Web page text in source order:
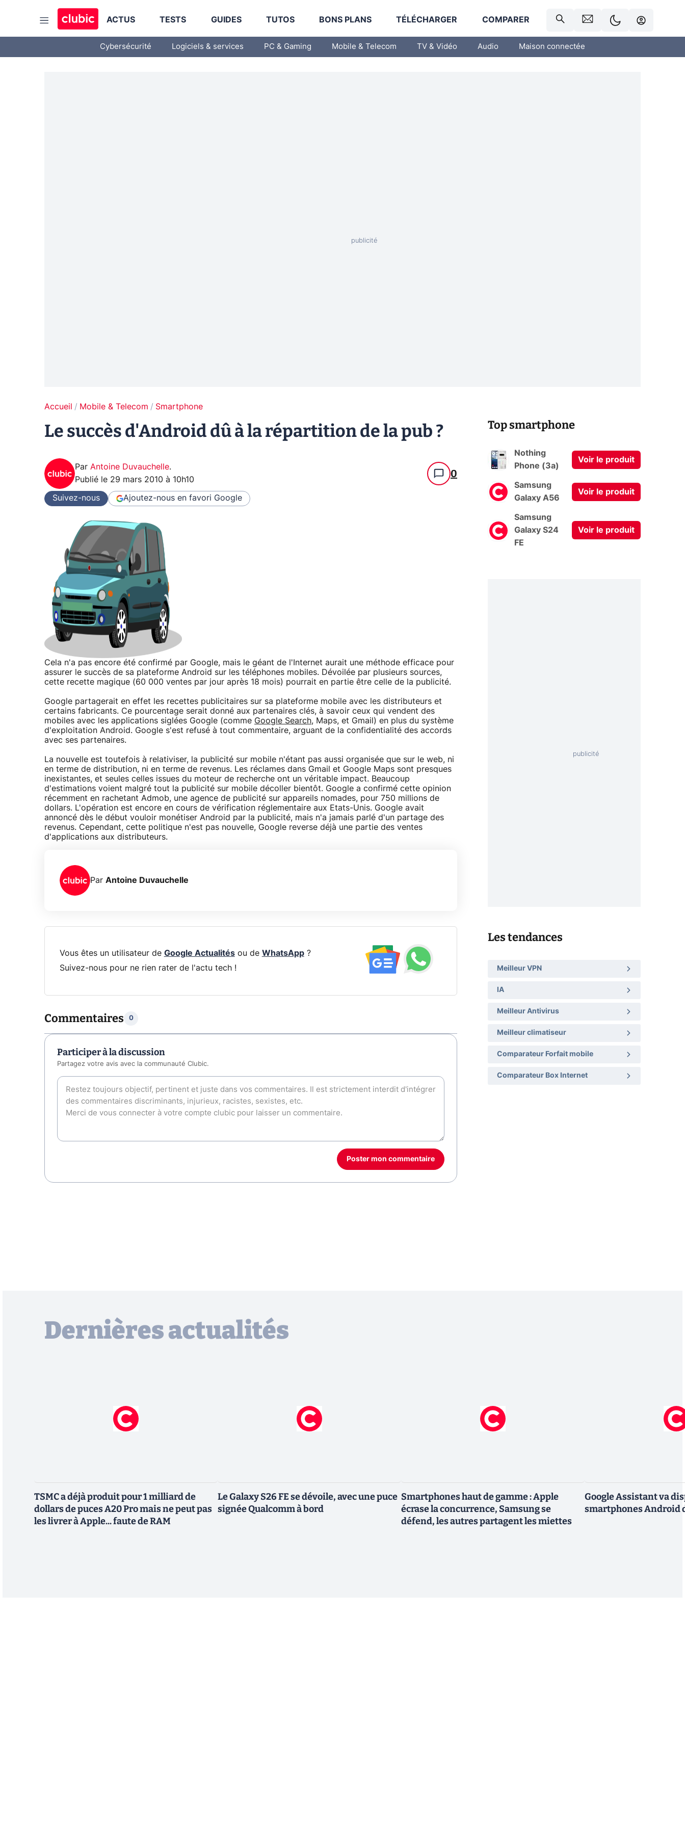
ACTUS TESTS GUIDES TUTOS BONS PLANS TÉLÉCHARGER COMPARER
Cybersécurité Logiciels & services PC & Gaming Mobile & Telecom TV & Vidéo Audio Maison connectée
Accueil Mobile & Telecom Smartphone
Le succès d'Android dû à la répartition de la pub ?
Par Antoine Duvauchelle.
Publié le 29 mars 2010 à 10h10 0
Suivez-nous Ajoutez-nous en favori Google
Cela n'a pas encore été confirmé par Google, mais le géant de l'Internet aurait une méthode efficace pour
assurer le succès de sa plateforme Android sur les téléphones mobiles. Dévoilée par plusieurs sources,
cette recette magique (60 000 ventes par jour après 18 mois) pourrait en partie être celle de la publicité.
Google partagerait en effet les recettes publicitaires sur sa plateforme mobile avec les distributeurs et
certains fabricants. Ce pourcentage serait donné aux partenaires clés, à savoir ceux qui vendent des
mobiles avec les applications siglées Google (comme Google Search, Maps, et Gmail) en plus du système
d'exploitation Android. Google s'est refusé à tout commentaire, arguant de la confidentialité des accords
avec ses partenaires.
La nouvelle est toutefois à relativiser, la publicité sur mobile n'étant pas aussi organisée que sur le web, ni
en terme de distribution, ni en terme de revenus. Les réclames dans Gmail et Google Maps sont presques
inexistantes, et seules celles issues du moteur de recherche ont un véritable impact. Beaucoup
d'estimations voient malgré tout la publicité sur mobile décoller bientôt. Google a confirmé cette opinion
récemment en rachetant Admob, une agence de publicité sur appareils nomades, pour 750 millions de
dollars. L'opération est encore en cours de vérification réglementaire aux Etats-Unis. Google avait
annoncé dès le début vouloir monétiser Android par la publicité, mais n'a jamais parlé d'un partage des
revenus. Cependant, cette politique n'est pas nouvelle, Google reverse déjà une partie des ventes
d'applications aux distributeurs.
Par Antoine Duvauchelle
Vous êtes un utilisateur de Google Actualitésou de WhatsApp?
Suivez-nous pour ne rien rater de l'actu tech !
Commentaires 0
Participer à la discussion
Partagez votre avis avec la communauté Clubic.
Poster mon commentaire
Top smartphone
Nothing
Phone (3a)
Voir le produit
Samsung
Galaxy A56
Voir le produit
Samsung
Galaxy S24
FE
Voir le produit
Les tendances
Meilleur VPN
IA
Meilleur Antivirus
Meilleur climatiseur
Comparateur Forfait mobile
Comparateur Box Internet
Dernières actualités
TSMC a déjà produit pour 1 milliard de
dollars de puces A20 Pro mais ne peut pas
les livrer à Apple... faute de RAM
Le Galaxy S26 FE se dévoile, avec une puce
signée Qualcomm à bord
Smartphones haut de gamme : Apple
écrase la concurrence, Samsung se
défend, les autres partagent les miettes
Google Assistant va
smartphones Android